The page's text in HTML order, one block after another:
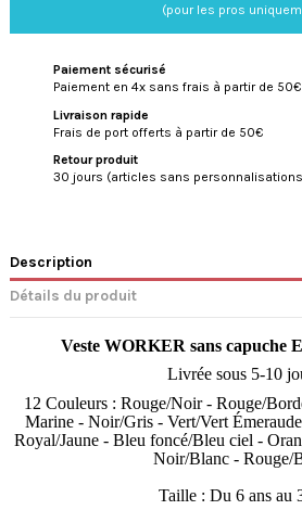
(pour les pros
Paiement sécurisé
Paiement en 4x sans frais à partir de 50€
Livraison rapide
Frais de port offerts à partir de 50€
Retour produit
30 jours (articles sans
Description
Détails du produit
Veste WORKER sans capuche
Livrée sous 5-10
12 Couleurs : Rouge/Noir - Rouge/
Marine - Noir/Gris - Vert/Vert
Royal/Jaune - Bleu foncé/Bleu ciel -
Noir/Blanc - Rouge/
Taille : Du 6 ans au